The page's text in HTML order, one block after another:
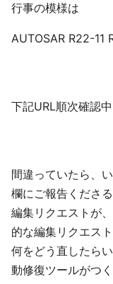
行事の模様は
AUTOSAR R22-11
下記URL順次確認中
間違っていたら、
欄にご報告くださる
編集リクエストが
的な編集リクエス
何をどう直したら
動修復ツールがつ